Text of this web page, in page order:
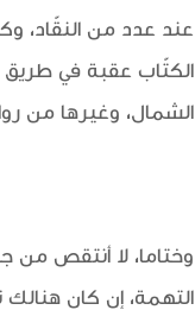
عند عدد من النقّاد،
الكتّاب عقبة في طريق
الشمال، وغيرها من
وختاما، لا أنتقص من
التهمة، إن كان